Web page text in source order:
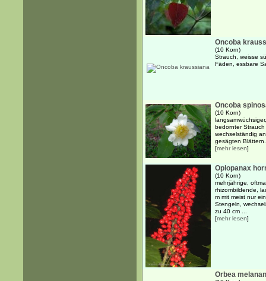
Oncoba
(10 Korn)
Strauch, weisse
Fäden, essbare
Oncoba
(10 Korn)
bedornter
wechselständig
gesägten
[mehr lesen]
Oplopanax
(10 Korn)
mehrjährige,
rhizombildende,
m mit meist nur
Stengeln,
zu 40 cm ...
[mehr lesen]
Orbea